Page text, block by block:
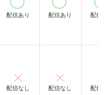
配信あり 配信あり 配信
配信なし 配信なし 配信